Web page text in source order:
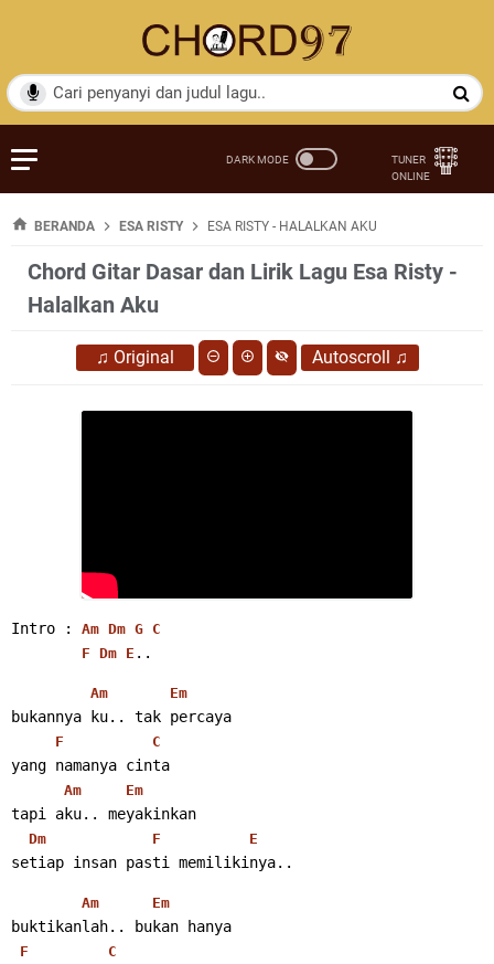
BERANDA ESA RISTY ESA RISTY - HALALKAN AKU
Chord Gitar Dasar dan Lirik Lagu Esa Risty -
Halalkan Aku
♫ Original Autoscroll ♫
Intro : Am Dm G C
F Dm E ..
Am Em
bukannya ku.. tak percaya
F C
yang namanya cinta
Am Em
tapi aku.. meyakinkan
Dm F E
setiap insan pasti memilikinya..
Am Em
buktikanlah.. bukan hanya
F C